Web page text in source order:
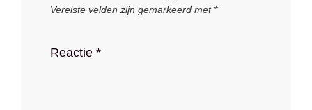
Vereiste velden zijn gemarkeerd met *
Reactie *